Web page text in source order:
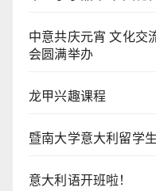
中意共庆元宵 文化交
会圆满举办
龙甲兴趣课程
暨南大学意大利留学
意大利语开班啦！